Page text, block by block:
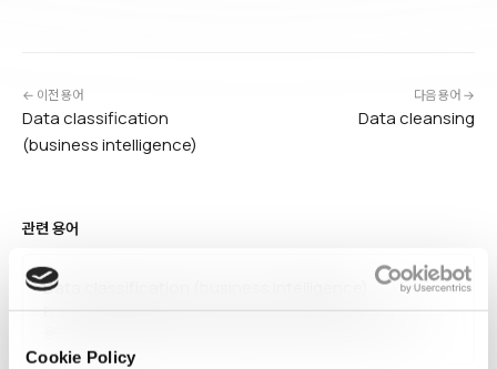
Cookie Policy
← 이전 용어
Data classification
(business intelligence)
다음 용어 →
Data cleansing
관련 용어
Data classification (business intelligence)
BI 맥락의 데이터 분류(Data Classification)는 비즈니스 가치, 분석
(dimension), 측정값(measure), 팩트 테이블, 계층(hierarchy) 같은